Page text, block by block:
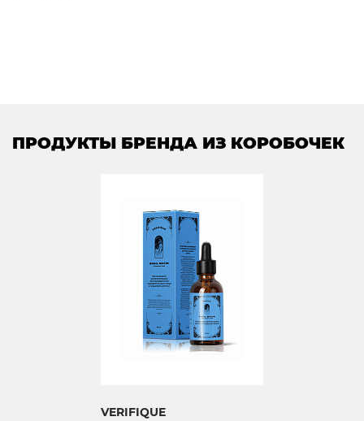
ПРОДУКТЫ БРЕНДА ИЗ КОРОБОЧЕК
VERIFIQUE